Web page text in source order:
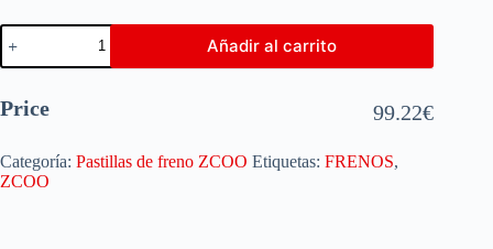
Añadir al carrito
Price 99.22€
Categoría: Pastillas de freno ZCOO Etiquetas: FRENOS,
ZCOO